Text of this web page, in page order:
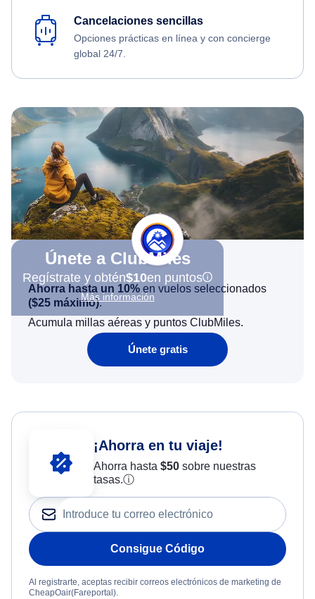
Cancelaciones sencillas
Opciones prácticas en línea y con concierge
global 24/7.
Únete a ClubMiles
Regístrate y obtén$10en puntos
Más información
Ahorra hasta un 10% en vuelos seleccionados
($25 máximo).
Acumula millas aéreas y puntos ClubMiles.
Únete gratis
¡Ahorra en tu viaje!
Ahorra hasta $50sobre nuestras
tasas.ⓘ
Consigue Código
Al registrarte, aceptas recibir correos electrónicos de marketing de
CheapOair(Fareportal).